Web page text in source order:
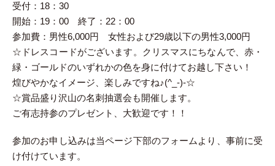
受付：18：30
開始：19：00 終了：22：00
参加費：男性6,000円 女性および29歳以下の男性3,000円
☆ドレスコードがございます。クリスマスにちなんで、赤・
緑・ゴールドのいずれかの色を身に付けてお越し下さい！
煌びやかなイメージ、楽しみですね♪(^_-)-☆
☆賞品盛り沢山の名刺抽選会も開催します。
ご有志持参のプレゼント、大歓迎です！！
参加のお申し込みは当ページ下部のフォームより、事前に受
け付けています。